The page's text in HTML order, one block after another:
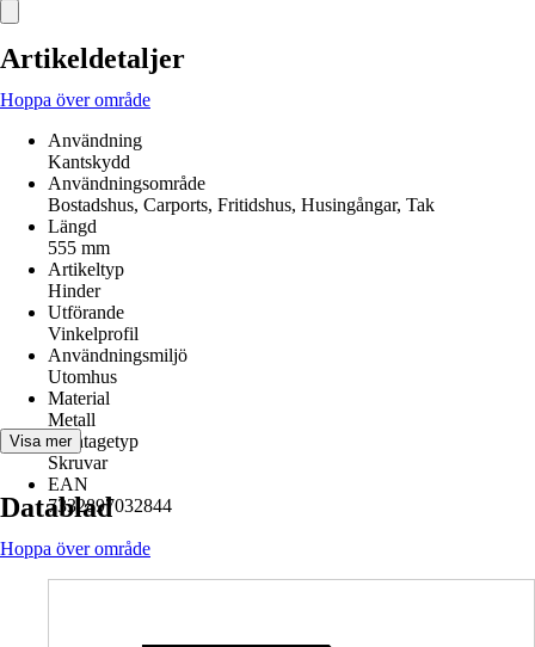
Artikeldetaljer
Hoppa över område
Användning
Kantskydd
Användningsområde
Bostadshus, Carports, Fritidshus, Husingångar, Tak
Längd
555 mm
Artikeltyp
Hinder
Utförande
Vinkelprofil
Användningsmiljö
Utomhus
Material
Metall
Montagetyp
Skruvar
EAN
7332897032844
Visa mer
Datablad
Hoppa över område